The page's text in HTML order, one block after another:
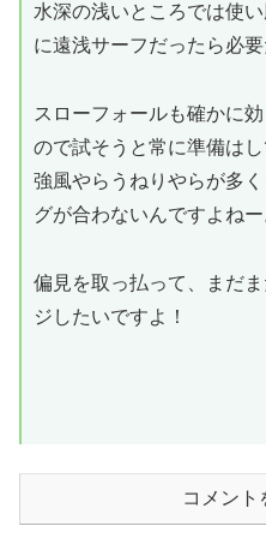
水深の浅いところでは使
に遠浅サーフだったら必要
スローフォールも確かに
ので試そうと常に準備は
強風やらうねりやらが多
グが合わないんですよねー
偏見を取っ払って、まだ
ジしたいですよ！
コメント